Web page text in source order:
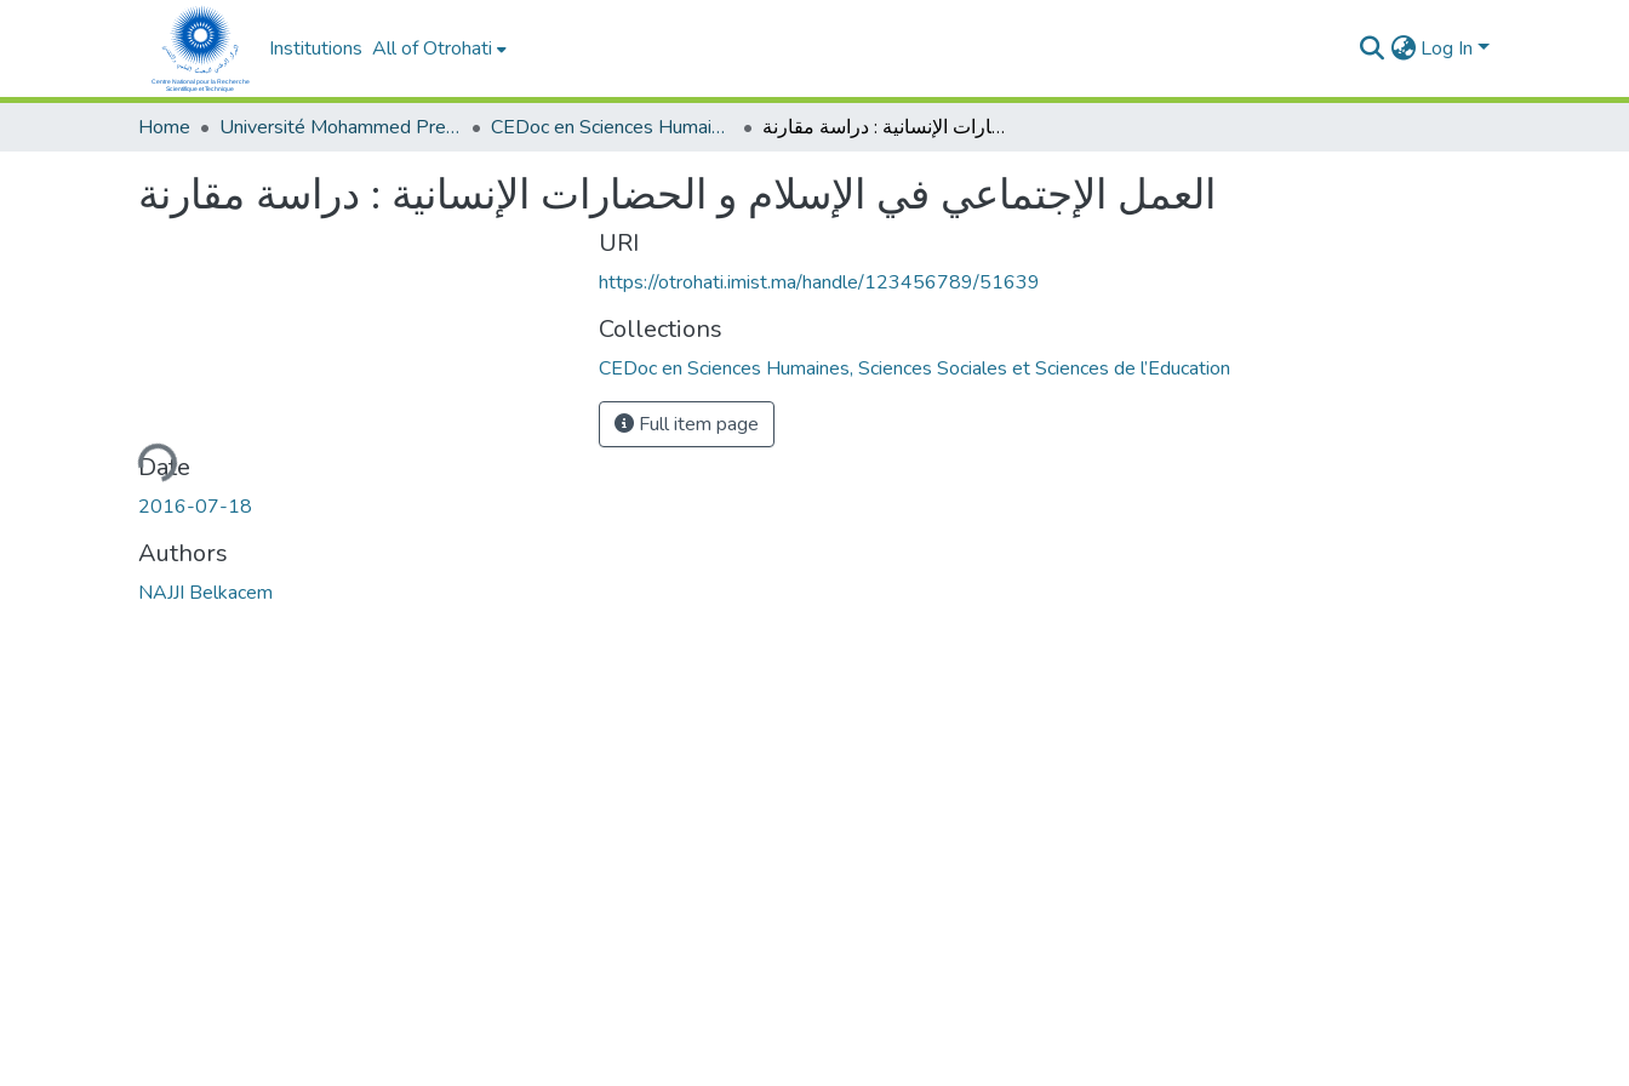
Institutions All of Otrohati Log In
Home Université Mohammed Premier - Oujda CEDoc en Sciences Humaines, Sciences Sociales et Sciences de l’Education العمل الإجتماعي في الإسلام و الحضارات الإنسانية : دراسة مقارنة
العمل الإجتماعي في الإسلام و الحضارات الإنسانية : دراسة مقارنة
Loading...
Date
2016-07-18
Authors
NAJJI Belkacem
URI
https://otrohati.imist.ma/handle/123456789/51639
Collections
CEDoc en Sciences Humaines, Sciences Sociales et Sciences de l’Education
Full item page